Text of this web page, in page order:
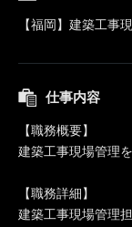
【福岡】建築工事
仕事内容
【職務概要】
建築工事現場管理
【職務詳細】
建築工事現場管理